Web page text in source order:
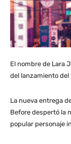
El nombre de Lara
del lanzamiento del
La nueva entrega
Before despertó la
popular personaje